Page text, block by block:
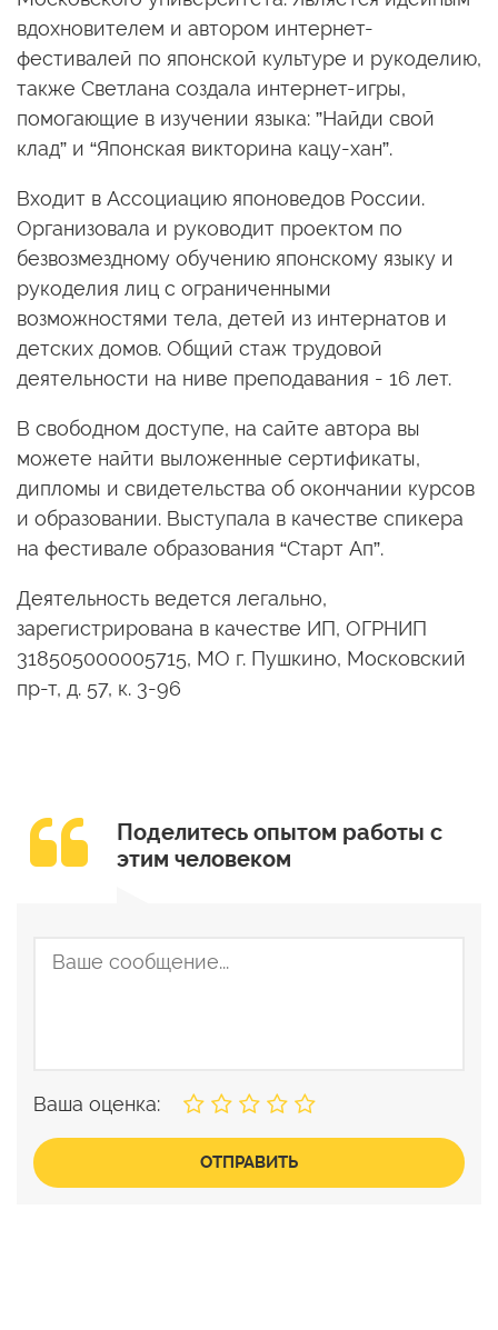
вдохновителем и автором интернет-
фестивалей по японской культуре и рукоделию,
также Светлана создала интернет-игры,
помогающие в изучении языка: ”Найди свой
клад” и “Японская викторина кацу-хан”.
Входит в Ассоциацию японоведов России.
Организовала и руководит проектом по
безвозмездному обучению японскому языку и
рукоделия лиц с ограниченными
возможностями тела, детей из интернатов и
детских домов. Общий стаж трудовой
деятельности на ниве преподавания - 16 лет.
В свободном доступе, на сайте автора вы
можете найти выложенные сертификаты,
дипломы и свидетельства об окончании курсов
и образовании. Выступала в качестве спикера
на фестивале образования “Старт Ап”.
Деятельность ведется легально,
зарегистрирована в качестве ИП, ОГРНИП
318505000005715, МО г. Пушкино, Московский
пр-т, д. 57, к. 3-96
Поделитесь опытом работы с
этим человеком
Ваша оценка:
ОТПРАВИТЬ